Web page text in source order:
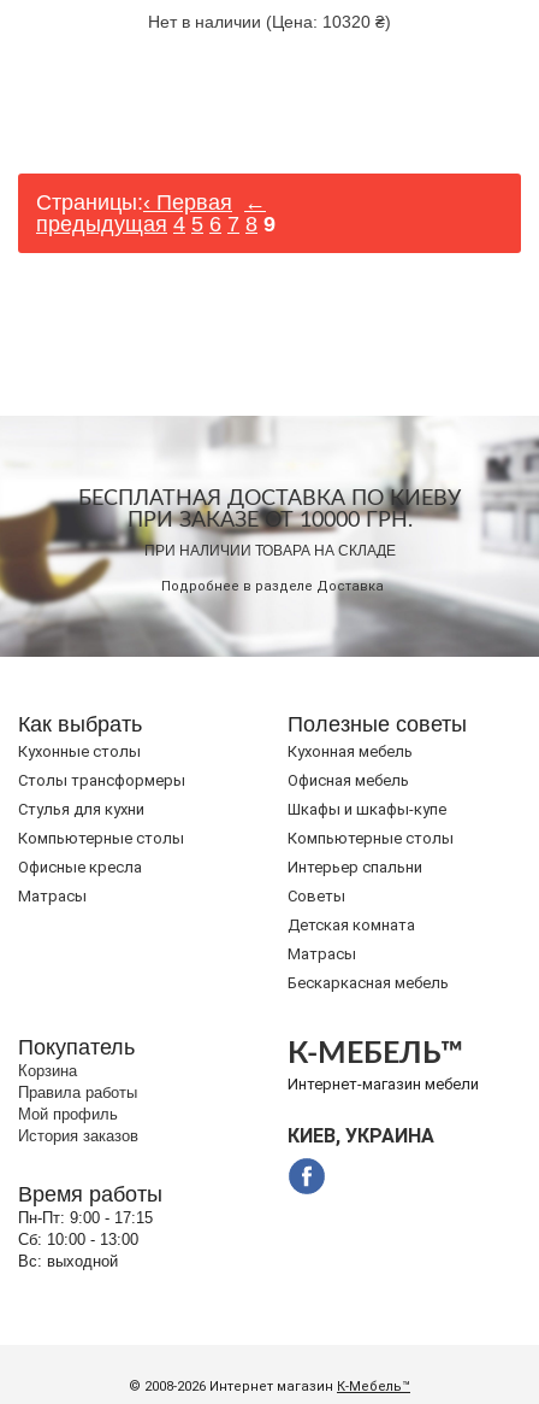
Нет в наличии (Цена: 10320 ₴)
Страницы:‹ Первая
←
предыдущая 4 5 6 7 8 9
БЕСПЛАТНАЯ ДОСТАВКА ПО КИЕВУ
ПРИ ЗАКАЗЕ ОТ 10000 ГРН.
ПРИ НАЛИЧИИ ТОВАРА НА СКЛАДЕ
Подробнее в разделе Доставка
Как выбрать
Кухонные столы
Cтолы трансформеры
Стулья для кухни
Компьютерные столы
Офисные кресла
Матрасы
Полезные советы
Кухонная мебель
Офисная мебель
Шкафы и шкафы-купе
Компьютерные столы
Интерьер спальни
Советы
Детская комната
Матрасы
Бескаркасная мебель
© 2008-2026 Интернет магазин К-Мебель™
Покупатель
Корзина
Правила работы
Мой профиль
История заказов
Время работы
Пн-Пт: 9:00 - 17:15
Сб: 10:00 - 13:00
Вс: выходной
К-МЕБЕЛЬ™
Интернет-магазин мебели
КИЕВ, УКРАИНА